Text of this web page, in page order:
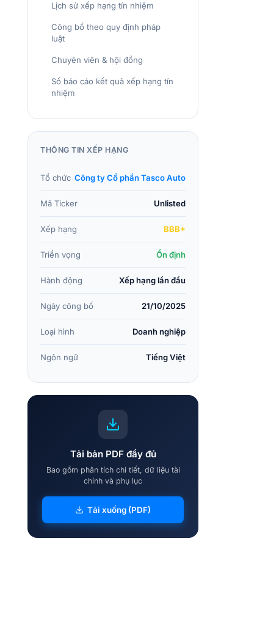
Lịch sử xếp hạng tín nhiệm
Công bố theo quy định pháp
luật
Chuyên viên & hội đồng
Số báo cáo kết quả xếp hạng tín
nhiệm
THÔNG TIN XẾP HẠNG
Tổ chức Công ty Cổ phần Tasco Auto
Mã Ticker Unlisted
Xếp hạng BBB+
Triển vọng Ổn định
Hành động Xếp hạng lần đầu
Ngày công bố 21/10/2025
Loại hình Doanh nghiệp
Ngôn ngữ Tiếng Việt
Tải bản PDF đầy đủ
Bao gồm phân tích chi tiết, dữ liệu tài
chính và phụ lục
Tải xuống (PDF)